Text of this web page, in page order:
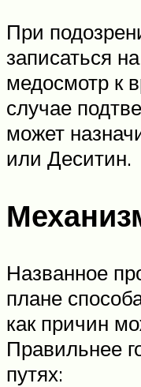
При
записаться
медосмотр к
случае
может
или Деситин.
Названное
плане
как причин
Правильнее
путях: